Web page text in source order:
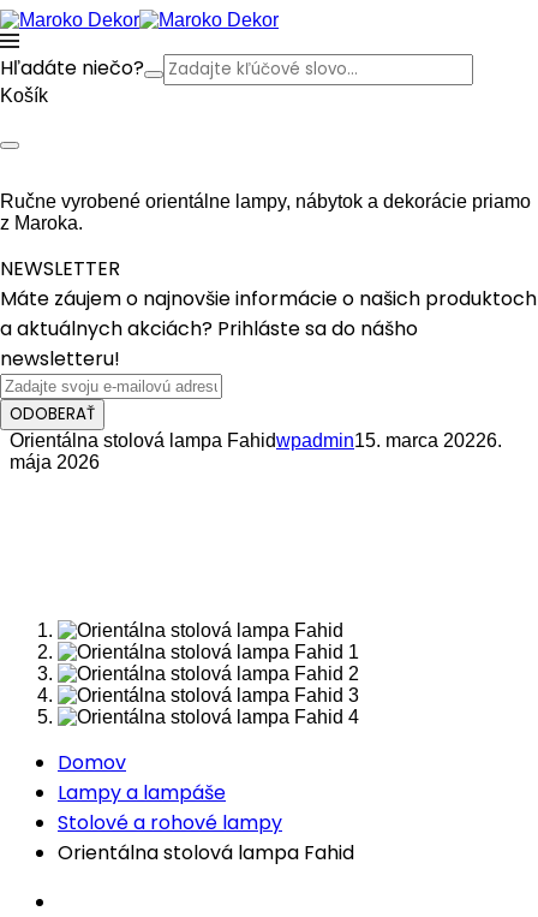
Hľadáte niečo?
Košík
Ručne vyrobené orientálne lampy, nábytok a dekorácie priamo
z Maroka.
NEWSLETTER
Máte záujem o najnovšie informácie o našich produktoch
a aktuálnych akciách? Prihláste sa do nášho
newsletteru!
ODOBERAŤ
Orientálna stolová lampa Fahidwpadmin15. marca 20226.
mája 2026
Domov
Lampy a lampáše
Stolové a rohové lampy
Orientálna stolová lampa Fahid